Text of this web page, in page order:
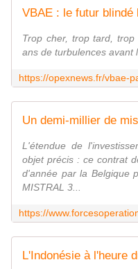
Trop cher, trop tard,
ans de turbulences avant
L'étendue de
objet précis : ce contrat
d'année par la Belgique
MISTRAL 3...